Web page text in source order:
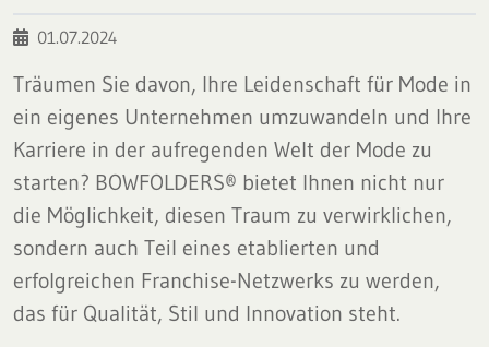
01.07.2024
Träumen Sie davon, Ihre Leidenschaft für Mode in
ein eigenes Unternehmen umzuwandeln und Ihre
Karriere in der aufregenden Welt der Mode zu
starten? BOWFOLDERS® bietet Ihnen nicht nur
die Möglichkeit, diesen Traum zu verwirklichen,
sondern auch Teil eines etablierten und
erfolgreichen Franchise-Netzwerks zu werden,
das für Qualität, Stil und Innovation steht.